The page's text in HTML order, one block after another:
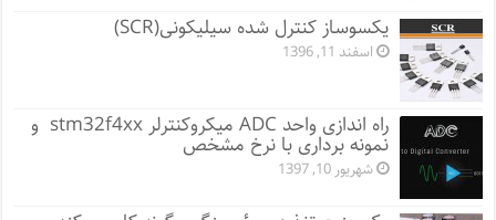
یکسوساز کنترل شده سیلیکونی(SCR)
اسفند 11, 1396
راه اندازی واحد ADC میکروکنترلر stm32f4xx و
نمونه برداری با نرخ مشخص
شهریور 10, 1397